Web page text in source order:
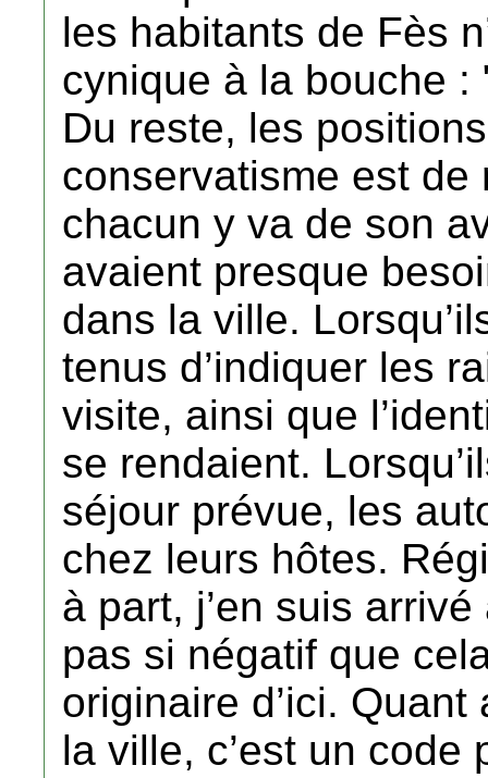
les habitants de Fès
cynique à la bouche :
Du reste, les
conservatisme est
chacun y va de son
avaient presque
dans la ville.
tenus d’indiquer les
visite, ainsi que
se rendaient.
séjour prévue, les
chez leurs hôtes.
à part, j’en suis
pas si négatif que
originaire d’ici.
la ville, c’est un